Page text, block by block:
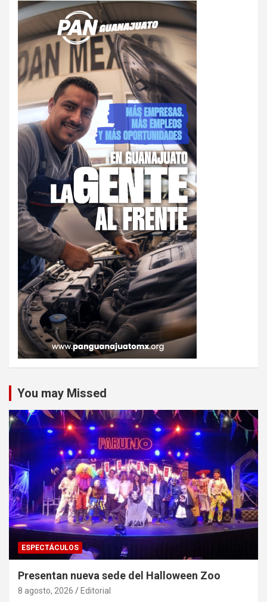
You may Missed
ESPECTÁCULOS
Presentan nueva sede del Halloween Zoo
8 agosto, 2026 Editorial